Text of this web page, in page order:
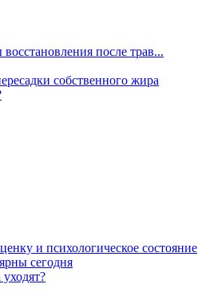
после трав...
собственного жира
и психологическое состояние
сегодня